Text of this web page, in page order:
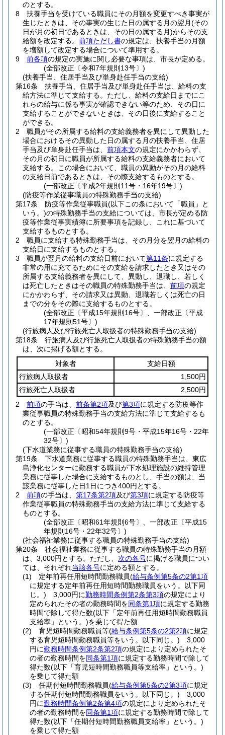
のとする。
8
扶養手当を受けている職員にその月額を変更すべき事実が
生じたときは、その事実の生じた日の属する月の翌月(その
日が月の初日であるときは、その日の属する月)からその支
給額を改定する。 前項ただし書の規定は、扶養手当の月額
を増額して改定する場合について準用する。
9
前各項の規定の実施に関し必要な事項は、市長が定める。
(全部改正〔令和7年規則13号〕)
(扶養手当、住居手当及び単身赴任手当の支給)
第16条
扶養手当、住居手当及び単身赴任手当は、給料の支
給方法に準じて支給する。 ただし、給料の支給日までにこ
れらの給与に係る事実が確認できない等のため、その日に
支給することができないときは、その日後に支給すること
ができる。
2
職員がその所属する給料の支給義務者を異にして異動した
場合におけるその異動した日の属する月の扶養手当、住居
手当及び単身赴任手当は、 前項本文の規定にかかわらず、
その月の初日に職員が所属する給料の支給義務者において
支給する。
この場合において、職員の異動がその月の給料
の支給日前であるときは、その際支給するものとする。
(一部改正〔平成2年規則11号・16年19号〕)
(防疫等作業従事職員の特殊勤務手当の支給)
第17条
防疫等作業従事職員(以下この条において「職員」と
いう。)の特殊勤務手当の支給については、市長が定める防
疫等作業従事実績簿に所要事項を記録し、これに基づいて
支給するものとする。
2
職員に支給する特殊勤務手当は、その月分を翌月の給料の
支給日に支給するものとする。
3
職員が翌月の給料の支給日前において第11条に規定する
非常の用に充てるためにその支給を請求したとき又はその
所属する支給義務者を異にして、異動し、退職し、若しく
は死亡したときはその職員の特殊勤務手当は、 前項の規定
にかかわらず、その請求又は異動、退職若しくは死亡の日
までの分をその際に支給するものとする。
(全部改正〔平成15年規則16号〕、一部改正〔平成
17年規則51号〕)
(行旅病人及び行旅死亡人取扱者の特殊勤務手当の支給)
第18条
行旅病人及び行旅死亡人取扱者の特殊勤務手当の額
は、次に掲げる額とする。
対象者
支給日額
行旅病人取扱者
1,500円
行旅死亡人取扱者
2,500円
2
前項の手当は、 前条第2項及び第3項に規定する防疫等作
業従事職員の特殊勤務手当の支給方法に準じて支給するも
のとする。
(一部改正〔昭和54年規則9号・平成15年16号・22年
32号〕)
(下水道業務に従事する職員の特殊勤務手当の支給)
第19条
下水道業務に従事する職員の特殊勤務手当は、東広
島浄化センターに勤務する職員が下水処理施設の維持管理
業務に従事した場合に支給するものとし、手当の額は、当
該業務に従事した日1日につき400円とする。
2
前項の手当は、 第17条第2項及び第3項に規定する防疫等
作業従事職員の特殊勤務手当の支給方法に準じて支給する
ものとする。
(全部改正〔昭和61年規則6号〕、一部改正〔平成15
年規則16号・22年32号〕)
(社会福祉業務に従事する職員の特殊勤務手当の支給)
第20条
社会福祉業務に従事する職員の特殊勤務手当の月額
は、3,000円とする。 ただし、 次の各号に掲げる職員につい
ては、それぞれ当該各号に定める額とする。
(1)
定年前再任用短時間勤務職員(給与条例第5条の2第1項
に規定する定年前再任用短時間勤務職員をいう。以下同
じ。) 3,000円に勤務時間条例第2条第3項の規定により
定められたその者の勤務時間を同条第1項に規定する勤務
時間で除して得た数(以下「定年前再任用短時間勤務職員
支給率」という。)を乗じて得た額
(2)
育児短時間勤務職員等(給与条例第5条の2第2項に規定
する育児短時間勤務職員等をいう。以下同じ。) 3,000
円に勤務時間条例第2条第2項の規定により定められたそ
の者の勤務時間を同条第1項に規定する勤務時間で除して
得た数(以下「育児短時間勤務職員等支給率」という。)
を乗じて得た額
(3)
任期付短時間勤務職員(給与条例第5条の2第3項に規定
する任期付短時間勤務職員をいう。以下同じ。) 3,000
円に勤務時間条例第2条第4項の規定により定められたそ
の者の勤務時間を同条第1項に規定する勤務時間で除して
得た数(以下「任期付短時間勤務職員支給率」という。)
を乗じて得た額